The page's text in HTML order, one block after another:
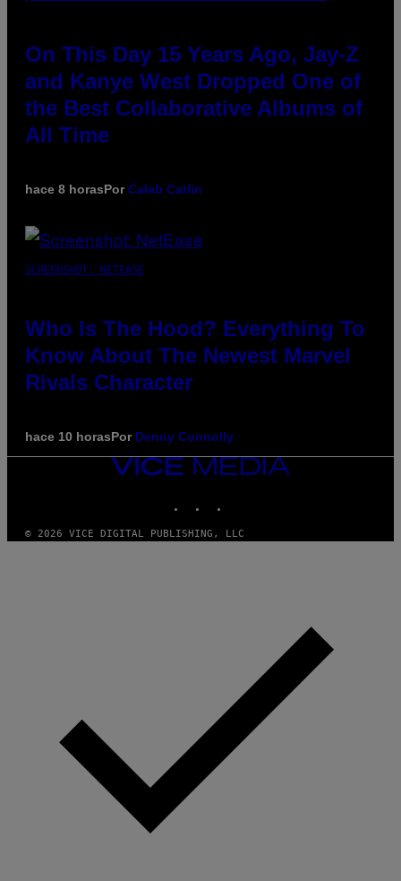
On This Day 15 Years Ago, Jay-Z
and Kanye West Dropped One of
the Best Collaborative Albums of
All Time
hace 8 horasPorCaleb Catlin
SCREENSHOT: NETEASE
Who Is The Hood? Everything To
Know About The Newest Marvel
Rivals Character
hace 10 horasPor Denny Connolly
VICE
© 2026 VICE DIGITAL PUBLISHING, LLC